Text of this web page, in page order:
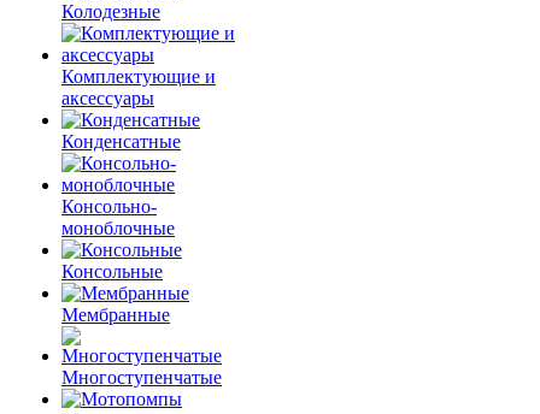
Колодезные
Комплектующие и
аксессуары
Конденсатные
Консольно-
моноблочные
Консольные
Мембранные
Многоступенчатые